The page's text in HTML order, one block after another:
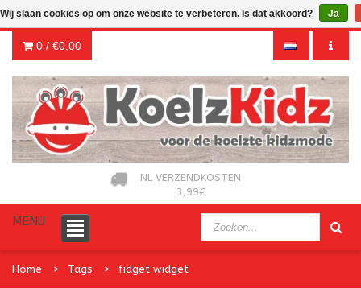
0 / €0,00
NL VERZENDKOSTEN
3,99€
MENU
Home Tags fidget widget
Wij slaan cookies op om onze website te verbeteren. Is dat akkoord? Ja